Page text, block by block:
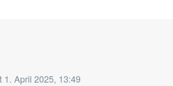
1. April 2025, 13:49